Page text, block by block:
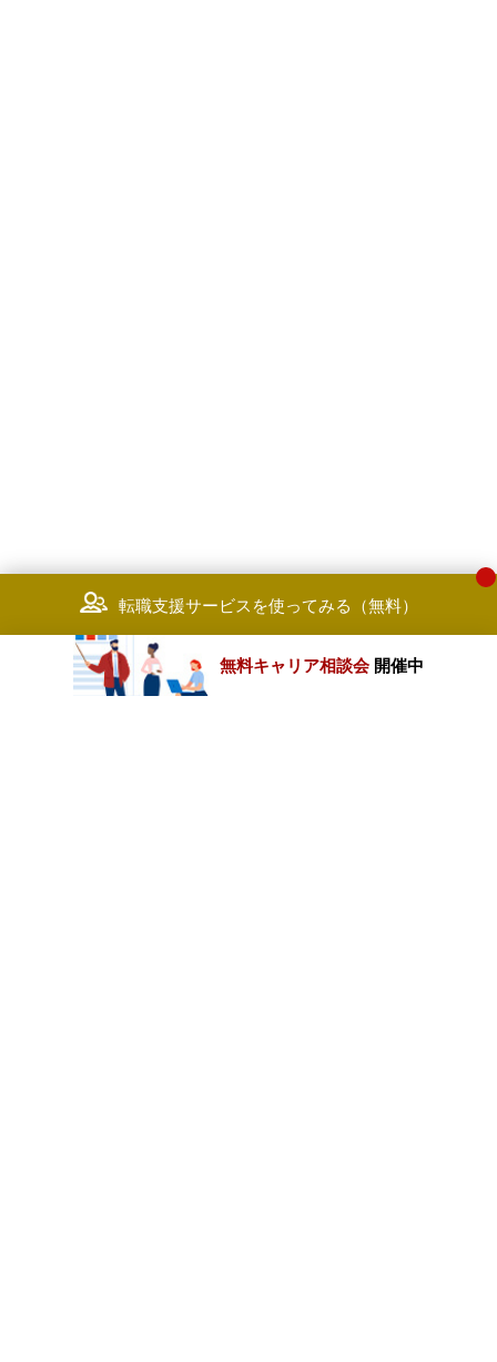
転職支援サービスを使ってみる（無料）
無料キャリア相談会 開催中